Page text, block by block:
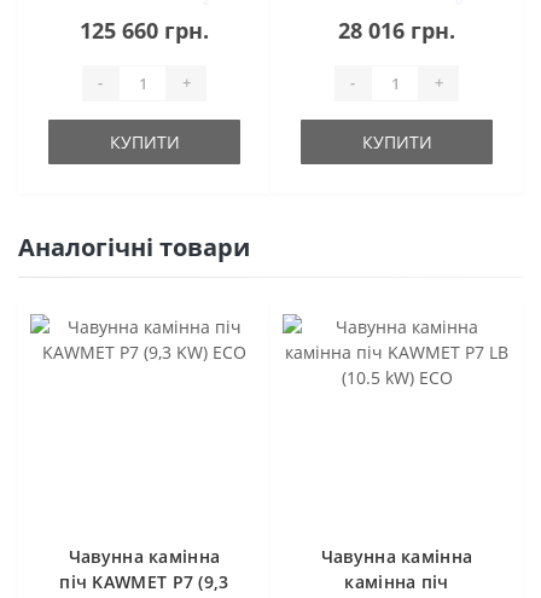
125 660 грн.
- +
КУПИТИ
28 016 грн.
- +
КУПИТИ
Аналогічні товари
Чавунна камінна
піч KAWMET P7 (9,3
Чавунна камінна
камінна піч